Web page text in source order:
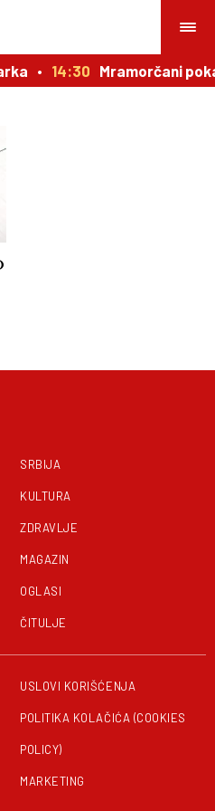
14:30
Mramorčani
SRBIJA
KULTURA
ZDRAVLJE
MAGAZIN
OGLASI
ČITULJE
USLOVI KORIŠĆENJA
POLITIKA KOLAČIĆA (COOKIES
POLICY)
MARKETING